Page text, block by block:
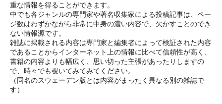
重な情報を得ることができます。
中でも各ジャンルの専門家や著名収集家による投稿記事は、ペー
ジ数はわずかながら非常に中身の濃い内容で、欠かすことのでき
ない情報源です。
雑誌に掲載される内容は専門家と編集者によって検証された内容
であることからインターネット上の情報に比べて信頼性が高く、
書籍の内容よりも幅広く、思い切った主張があったりしますの
で、時々でも覗いてみてみてください。
（同名のスウェーデン版とは内容がまったく異なる別の雑誌で
す）
バシーポリシー
マガジン
カウント